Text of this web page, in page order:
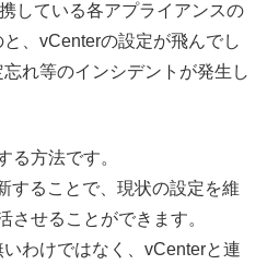
している各アプライアンスの
、vCenterの設定が飛んでし
れ等のインシデントが発生し
る方法です。
することで、現状の設定を維
させることができます。
わけではなく、vCenterと連